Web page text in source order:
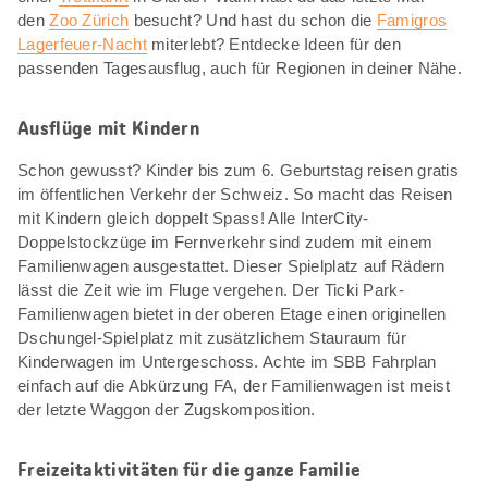
denZoo Zürich besucht? Und hast du schon die Famigros
Lagerfeuer-Nachtmiterlebt? Entdecke Ideen für den
passenden Tagesausflug, auch für Regionen in deiner Nähe.
Ausflüge mit Kindern
Schon gewusst? Kinder bis zum 6. Geburtstag reisen gratis
im öffentlichen Verkehr der Schweiz. So macht das Reisen
mit Kindern gleich doppelt Spass! Alle InterCity-
Doppelstockzüge im Fernverkehr sind zudem mit einem
Familienwagen ausgestattet. Dieser Spielplatz auf Rädern
lässt die Zeit wie im Fluge vergehen. Der Ticki Park-
Familienwagen bietet in der oberen Etage einen originellen
Dschungel-Spielplatz mit zusätzlichem Stauraum für
Kinderwagen im Untergeschoss. Achte im SBB Fahrplan
einfach auf die Abkürzung FA, der Familienwagen ist meist
der letzte Waggon der Zugskomposition.
Freizeitaktivitäten für die ganze Familie